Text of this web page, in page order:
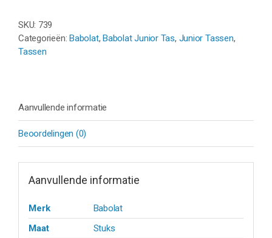
aantal
SKU: 739
Categorieën: Babolat, Babolat Junior Tas, Junior Tassen,
Tassen
Aanvullende informatie
Beoordelingen (0)
Aanvullende informatie
Merk
Babolat
Maat
Stuks